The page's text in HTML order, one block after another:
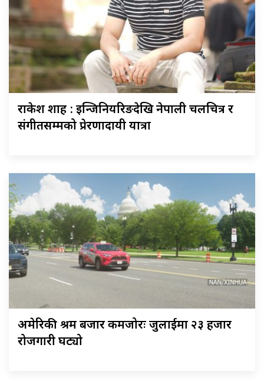
राकेश शाह : इन्जिनियरिङदेखि नेपाली चलचित्र र
संगीतसम्मको प्रेरणादायी यात्रा
अमेरिकी श्रम बजार कमजोरः जुलाईमा २३ हजार
रोजगारी घट्यो